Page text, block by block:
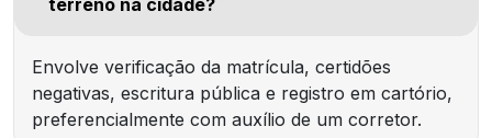
Envolve verificação da matrícula, certidões
negativas, escritura pública e registro em cartório,
preferencialmente com auxílio de um corretor.